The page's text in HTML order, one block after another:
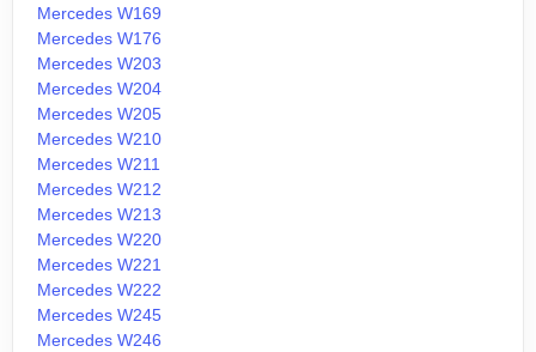
Mercedes W169
Mercedes W176
Mercedes W203
Mercedes W204
Mercedes W205
Mercedes W210
Mercedes W211
Mercedes W212
Mercedes W213
Mercedes W220
Mercedes W221
Mercedes W222
Mercedes W245
Mercedes W246